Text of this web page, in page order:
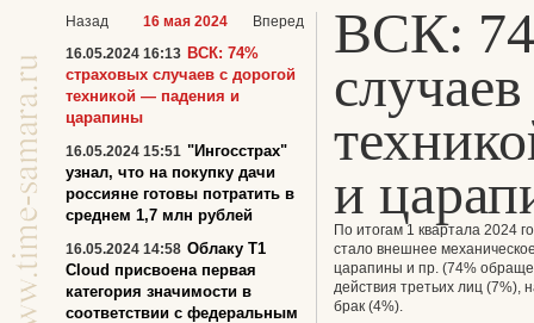
ВСК:
и
По итогам 1 квартала 2024
стало внешнее
царапины и пр. (74%
действия третьих лиц (7%),
брак (4%).
Назад 16 мая 2024
Вперед
16.05.2024 16:13 ВСК: 74%
страховых случаев с дорогой
техникой — падения и
царапины
16.05.2024 15:51 "Ингосстрах"
узнал, что на покупку дачи
россияне готовы потратить в
среднем 1,7 млн рублей
16.05.2024 14:58 Облаку T1
Cloud присвоена первая
категория значимости в
соответствии с федеральным